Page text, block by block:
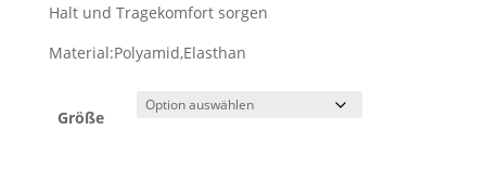
Halt und Tragekomfort sorgen
Material:Polyamid,Elasthan
Größe